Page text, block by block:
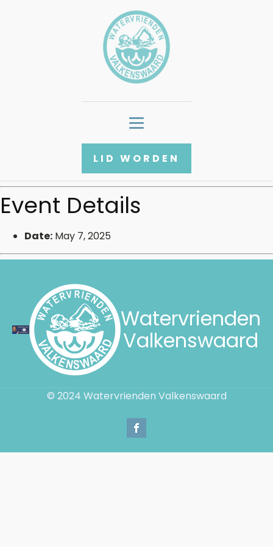
LID WORDEN
Event Details
Date: May 7, 2025
Watervrienden
Valkenswaard
© 2024 Watervrienden Valkenswaard